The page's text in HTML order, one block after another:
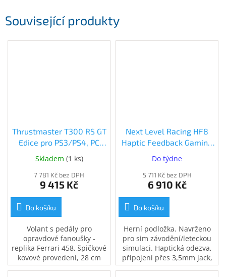
Související produkty
Thrustmaster T300 RS GT
Edice pro PS3/PS4, PC
(4160681)
Skladem (1 ks)
7 781 Kč bez DPH
9 415 Kč
Do košíku
Volant s pedály pro
opravdové fanoušky -
replika Ferrari 458, špičkové
kovové provedení, 28 cm
volant s rotací až 1080
Next Level Racing HF8
Haptic Feedback Gaming
Pad (NLR-G001)
Do týdne
5 711 Kč bez DPH
6 910 Kč
Do košíku
Herní podložka. Navrženo
pro sim závodění/leteckou
simulaci. Haptická odezva,
připojení přes 3,5mm jack,
univerzální design pasující